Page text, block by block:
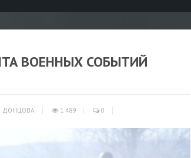
ВОЕННЫХ СОБЫТИЙ
ДОНЦОВА 1 489 0